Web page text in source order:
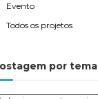
Evento
Todos os projetos
por tema